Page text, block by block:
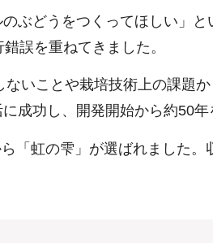
ぶどうをつくってほしい」
誤を重ねてきました。
いことや栽培技術上の課題
成功し、開発開始から約50年
「虹の雫」が選ばれました